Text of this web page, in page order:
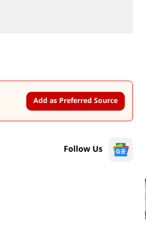
Add as Preferred Source
Follow Us